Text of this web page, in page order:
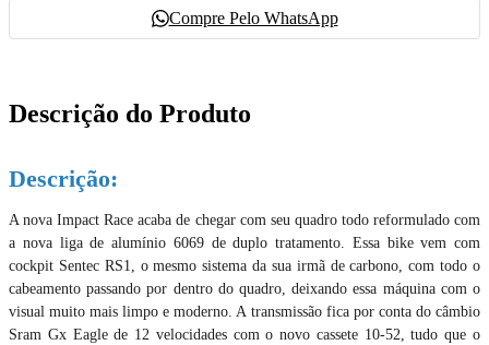
Compre Pelo WhatsApp
Descrição do Produto
Descrição:
A nova Impact Race acaba de chegar com seu quadro todo reformulado com
a nova liga de alumínio 6069 de duplo tratamento. Essa bike vem com
cockpit Sentec RS1, o mesmo sistema da sua irmã de carbono, com todo o
cabeamento passando por dentro do quadro, deixando essa máquina com o
visual muito mais limpo e moderno. A transmissão fica por conta do câmbio
Sram Gx Eagle de 12 velocidades com o novo cassete 10-52, tudo que o